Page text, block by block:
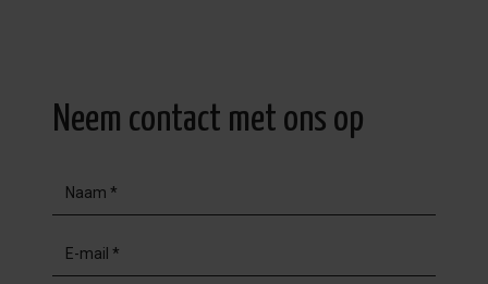
Neem contact met ons op